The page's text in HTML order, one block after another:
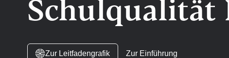
Zur Leitfadengrafik Zur Einführung